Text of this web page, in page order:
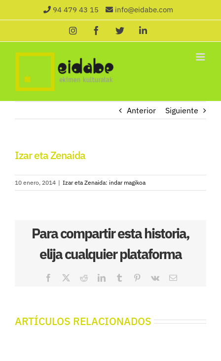
al
94 479 43 15 info@eidabe.com
InstagramFacebook
X LinkedIn
Anterior Siguiente
Izar eta Zenaida
10 enero, 2014 | Izar eta Zenaida: indar magikoa
Para compartir esta historia,
elija cualquier plataforma
Facebook RedditLinkedInTumblr Pinterest
Vk
Correo
ARTÍCULOS RELACIONADOS